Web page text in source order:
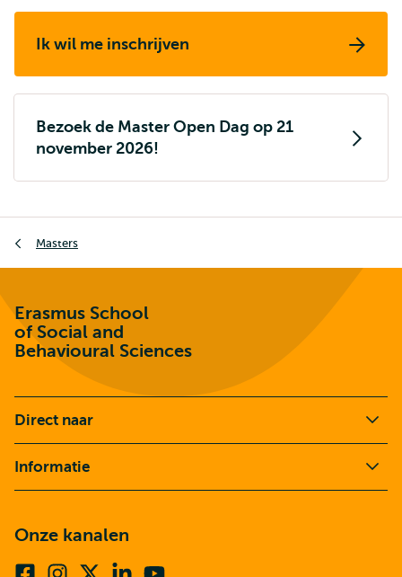
Ik wil me inschrijven
Bezoek de Master Open Dag op 21
november 2026!
Masters
Erasmus School
of Social and
Behavioural Sciences
Direct naar
Informatie
Onze kanalen
FacebookInstagram Linkedin